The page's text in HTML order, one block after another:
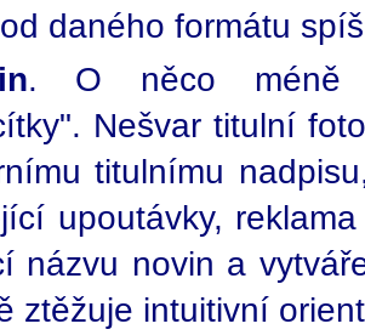
daného formátu
. O něco méně
Nešvar titulní
titulnímu
upoutávky,
názvu novin a
ztěžuje intuitivní